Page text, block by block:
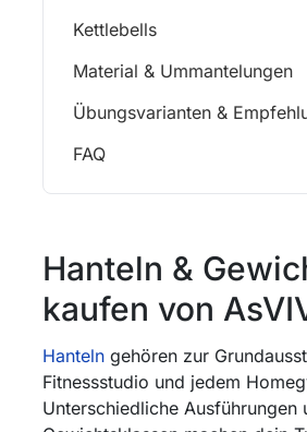
Kettlebells
Material & Ummantelungen
Übungsvarianten &
FAQ
Hanteln &
kaufen von
Hanteln gehören zur
Fitnessstudio und jedem
Unterschiedliche Ausführungen